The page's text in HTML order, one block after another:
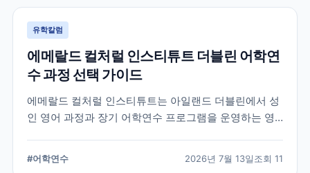
유학칼럼
에메랄드 컬처럴 인스티튜트 더블린 어학연
수 과정 선택 가이드
에메랄드 컬처럴 인스티튜트는 아일랜드 더블린에서 성
인 영어 과정과 장기 어학연수 프로그램을 운영하는 영
기준을 정리합니다.
#어학연수 2026년 7월 13일조회 11